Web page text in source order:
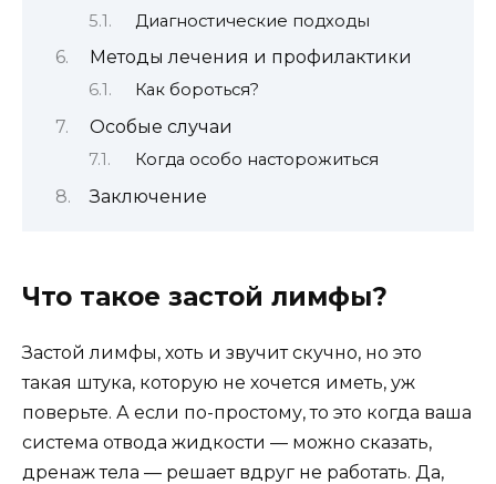
Диагностические подходы
Методы лечения и профилактики
Как бороться?
Особые случаи
Когда особо насторожиться
Заключение
Что такое застой лимфы?
Застой лимфы, хоть и звучит скучно, но это
такая штука, которую не хочется иметь, уж
поверьте. А если по-простому, то это когда ваша
система отвода жидкости — можно сказать,
дренаж тела — решает вдруг не работать. Да,